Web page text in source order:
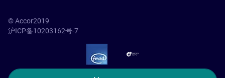
© Accor2019
沪ICP备10203162号-7